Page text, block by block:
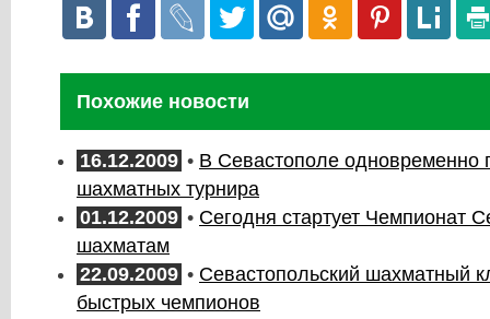
Похожие новости
16.12.2009 • В Севастополе одновременно
шахматных турнира
01.12.2009 • Сегодня стартует Чемпионат
шахматам
22.09.2009 • Севастопольский шахматный
быстрых чемпионов